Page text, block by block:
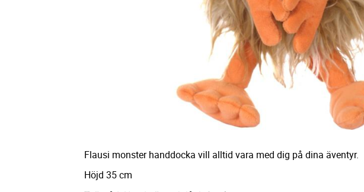
Flausi monster handdocka vill alltid vara med dig på dina äventyr.
Höjd 35 cm